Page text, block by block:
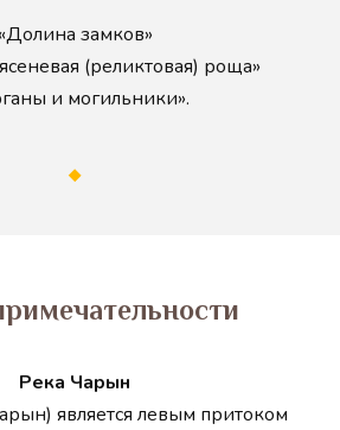
«Долина замков»
(реликтовая) роща»
и могильники».
Река Чарын
является левым притоком